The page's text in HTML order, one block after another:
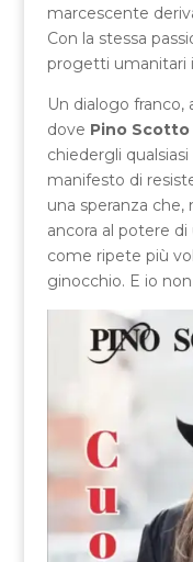
marcescente
Con la stessa
progetti umanitari
Un dialogo
dove Pino Scotto
chiedergli
manifesto di
una speranza
ancora al potere
come ripete più
ginocchio. E io non